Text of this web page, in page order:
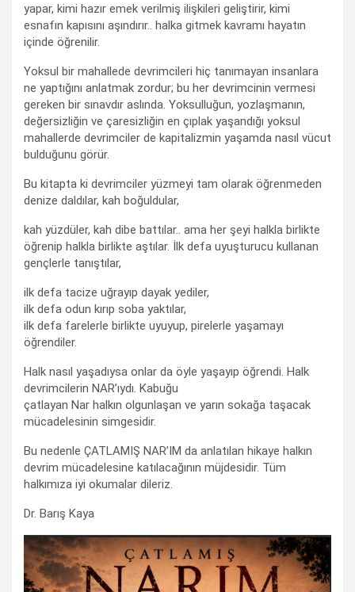
yapar, kimi hazır emek verilmiş ilişkileri geliştirir, kimi
esnafın kapısını aşındırır.. halka gitmek kavramı hayatın
içinde öğrenilir.
Yoksul bir mahallede devrimcileri hiç tanımayan insanlara
ne yaptığını anlatmak zordur; bu her devrimcinin vermesi
gereken bir sınavdır aslında. Yoksulluğun, yozlaşmanın,
değersizliğin ve çaresizliğin en çıplak yaşandığı yoksul
mahallerde devrimciler de kapitalizmin yaşamda nasıl vücut
bulduğunu görür.
Bu kitapta ki devrimciler yüzmeyi tam olarak öğrenmeden
denize daldılar, kah boğuldular,
kah yüzdüler, kah dibe battılar.. ama her şeyi halkla birlikte
öğrenip halkla birlikte aştılar. İlk defa uyuşturucu kullanan
gençlerle tanıştılar,
ilk defa tacize uğrayıp dayak yediler,
ilk defa odun kırıp soba yaktılar,
ilk defa farelerle birlikte uyuyup, pirelerle yaşamayı
öğrendiler.
Halk nasıl yaşadıysa onlar da öyle yaşayıp öğrendi. Halk
devrimcilerin NAR’ıydı. Kabuğu
çatlayan Nar halkın olgunlaşan ve yarın sokağa taşacak
mücadelesinin simgesidir.
Bu nedenle ÇATLAMIŞ NAR’IM da anlatılan hikaye halkın
devrim mücadelesine katılacağının müjdesidir. Tüm
halkımıza iyi okumalar dileriz.
Dr. Barış Kaya